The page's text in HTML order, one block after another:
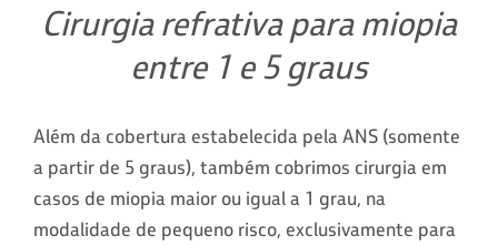
Cirurgia refrativa para miopia
entre 1 e 5 graus
Além da cobertura estabelecida pela ANS (somente
a partir de 5 graus), também cobrimos cirurgia em
casos de miopia maior ou igual a 1 grau, na
modalidade de pequeno risco, exclusivamente para